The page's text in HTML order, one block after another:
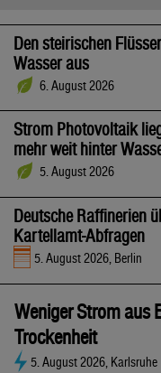
Den steirischen
Wasser aus
6. August 2026
Strom Photovoltaik
mehr weit hinter
5. August 2026
Deutsche Raffinerien
Kartellamt-Abfragen
5. August 2026, Berlin
Weniger Strom aus
Trockenheit
5. August 2026, Karlsruhe